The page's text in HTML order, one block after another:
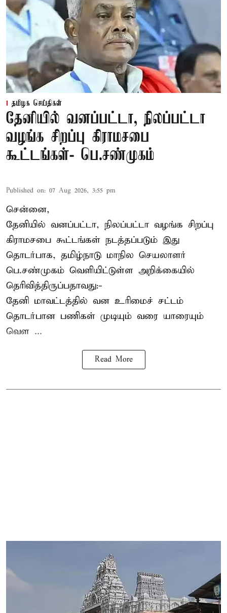
தமிழக செய்திகள்
தேனியில் வனப்பட்டா, நிலப்பட்டா
வழங்க சிறப்பு கிராமசபை
கூட்டங்கள்- பெ.சண்முகம்
Published on: 07 Aug 2026, 3:55 pm
சென்னை,
தேனியில் வனப்பட்டா, நிலப்பட்டா வழங்க சிறப்பு
கிராமசபை கூட்டங்கள் நடத்தப்படும் இது
தொடர்பாக, தமிழ்நாடு மாநில செயலாளர்
பெ.சண்முகம் வெளியிட்டுள்ள அறிக்கையில்
தெரிவித்திருப்பதாவது:-
தேனி மாவட்டத்தில் வன உரிமைச் சட்டம்
தொடர்பான பணிகள் முடியும் வரை யாரையும்
வெள ...
Read More